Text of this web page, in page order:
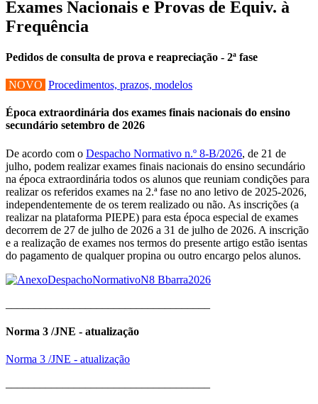
Exames Nacionais e Provas de Equiv. à
Frequência
Pedidos de consulta de prova e reapreciação - 2ª fase
NOVO Procedimentos, prazos, modelos
Época extraordinária dos exames finais nacionais do ensino
secundário setembro de 2026
De acordo com o Despacho Normativo n.º 8-B/2026, de 21 de
julho, podem realizar exames finais nacionais do ensino secundário
na época extraordinária todos os alunos que reuniam condições para
realizar os referidos exames na 2.ª fase no ano letivo de 2025-2026,
independentemente de os terem realizado ou não. As inscrições (a
realizar na plataforma PIEPE) para esta época especial de exames
decorrem de 27 de julho de 2026 a 31 de julho de 2026. A inscrição
e a realização de exames nos termos do presente artigo estão isentas
do pagamento de qualquer propina ou outro encargo pelos alunos.
Norma 3 /JNE - atualização
Norma 3 /JNE - atualização